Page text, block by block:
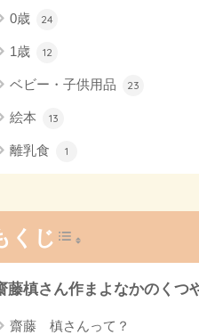
0歳 24
1歳 12
ベビー・子供用品 23
絵本 13
離乳食 1
くじ Toggle Table of
藤槙さん作まよなかのくつ
齋藤 槙さんって？